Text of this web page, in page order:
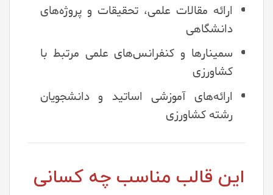
ارائه مقالات علمی، تحقیقات و پروژه‌های
دانشگاهی
سمینارها و کنفرانس‌های علمی مرتبط با
کشاورزی
ارائه‌های آموزشی اساتید و دانشجویان
رشته کشاورزی
این قالب مناسب چه کسانی